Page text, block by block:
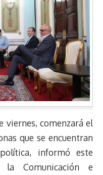
viernes, comenzará el
que se encuentran
informó este
Comunicación e